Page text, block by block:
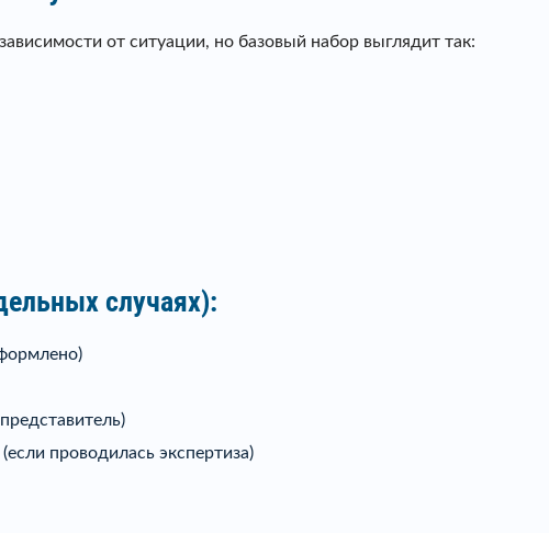
от ситуации, но базовый набор выглядит так:
случаях):
проводилась экспертиза)